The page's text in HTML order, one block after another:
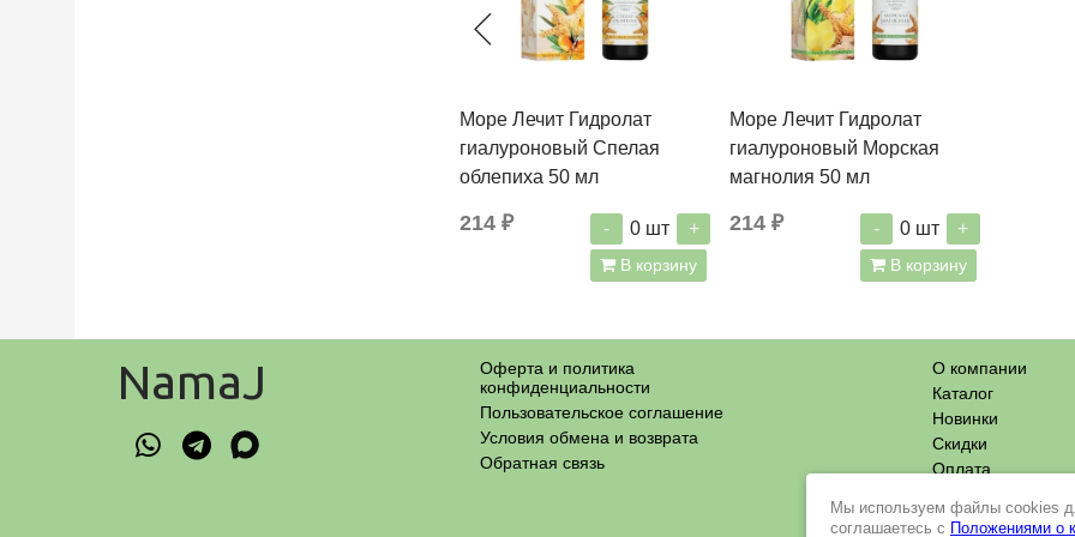
Море Лечит Гидролат
гиалуроновый Спелая
облепиха 50 мл
214 ₽ - 0 шт +
В корзину
Море Лечит Гидролат
гиалуроновый Морская
магнолия 50 мл
214 ₽ - 0 шт +
В корзину
NamaJ
Оферта и политика
конфиденциальности
Пользовательское соглашение
Условия обмена и возврата
Обратная связь
О компании
Каталог
Новинки
Скидки
Оплата
Контакты
Мы используем файлы cookies
соглашаетесь с Положениями о